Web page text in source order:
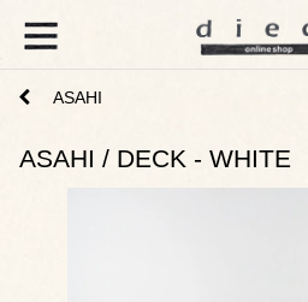
ASAHI
ASAHI / DECK - WHITE